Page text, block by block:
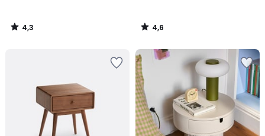
4,3
/
4,6
/